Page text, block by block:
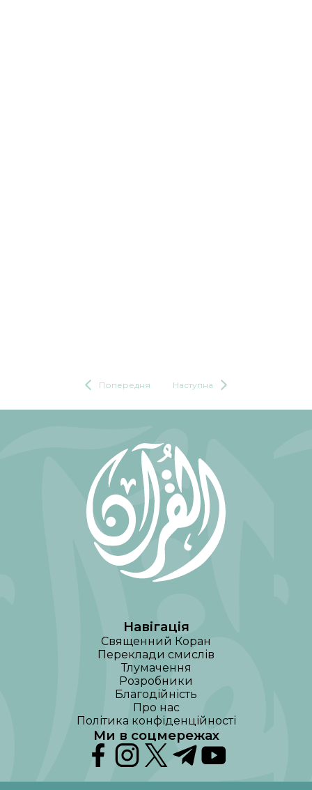
Попередня Наступна
Навігація
Священний Коран
Переклади смислів
Тлумачення
Розробники
Благодійність
Про нас
Політика конфіденційності
Ми в соцмережах